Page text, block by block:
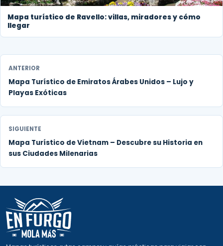
Mapa turístico de Ravello: villas, miradores y cómo
llegar
ANTERIOR
Mapa Turístico de Emiratos Árabes Unidos – Lujo y
Playas Exóticas
SIGUIENTE
Mapa Turístico de Vietnam – Descubre su Historia en
sus Ciudades Milenarias